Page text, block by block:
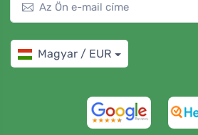
Magyar / EUR